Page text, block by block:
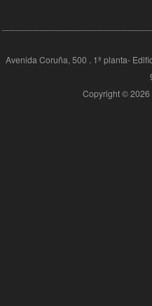
Avenida Coruña, 500 . 1ª planta-
Copyright © 2026